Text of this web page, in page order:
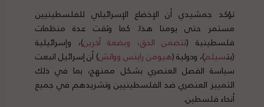
تؤكد جمشيدي أن الإخضاع الإسرائيلي للفلسطينيين
مستمر حتى يومنا هذا. كما وثقت عدة منظمات
فلسطينية (تتضمن الحق، وبضعة آخرين)، وإسرائيلية
(بتسيلم)، ودولية (هيومنرايتسوواتش) أن إسرائيل اتبعت
سياسة الفصل العنصري بشكل ممنهج، بما في ذلك
التمييز العنصري ضد الفلسطينيين وتشريدهم في جميع
أنحاء فلسطين.